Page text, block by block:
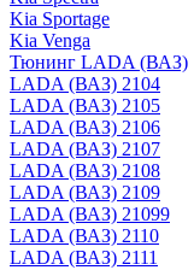
Kia Sportage
Kia Venga
Тюнинг LADA (ВАЗ)
LADA (ВАЗ) 2104
LADA (ВАЗ) 2105
LADA (ВАЗ) 2106
LADA (ВАЗ) 2107
LADA (ВАЗ) 2108
LADA (ВАЗ) 2109
LADA (ВАЗ) 21099
LADA (ВАЗ) 2110
LADA (ВАЗ) 2111